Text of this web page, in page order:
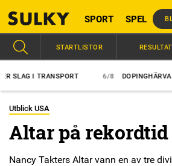
SPORT SPEL
I TRANSPORT DOPINGHÄRVA I
STARTLISTOR RESULTAT
Utblick USA
Altar på rekordtid
Nancy Takters Altar vann en av tre